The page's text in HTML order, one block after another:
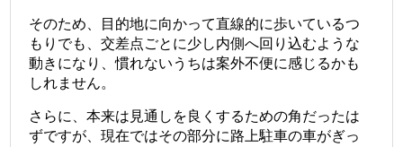
そのため、目的地に向かって直線的に歩いているつ
もりでも、交差点ごとに少し内側へ回り込むような
動きになり、慣れないうちは案外不便に感じるかも
しれません。
さらに、本来は見通しを良くするための角だったは
ずですが、現在ではその部分に路上駐車の車がぎっ